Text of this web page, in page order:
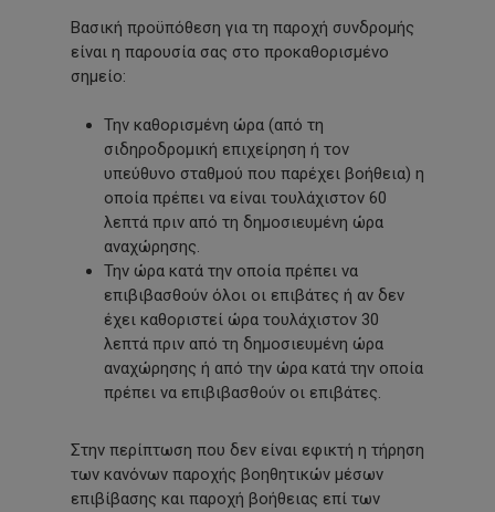
Βασική προϋπόθεση για τη παροχή συνδρομής
είναι η παρουσία σας στο προκαθορισμένο
σημείο:
Την καθορισμένη ώρα (από τη
σιδηροδρομική επιχείρηση ή τον
υπεύθυνο σταθμού που παρέχει βοήθεια) η
οποία πρέπει να είναι τουλάχιστον 60
λεπτά πριν από τη δημοσιευμένη ώρα
αναχώρησης.
Την ώρα κατά την οποία πρέπει να
επιβιβασθούν όλοι οι επιβάτες ή αν δεν
έχει καθοριστεί ώρα τουλάχιστον 30
λεπτά πριν από τη δημοσιευμένη ώρα
αναχώρησης ή από την ώρα κατά την οποία
πρέπει να επιβιβασθούν οι επιβάτες.
Στην περίπτωση που δεν είναι εφικτή η τήρηση
των κανόνων παροχής βοηθητικών μέσων
επιβίβασης και παροχή βοήθειας επί των